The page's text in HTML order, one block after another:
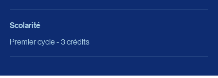
Scolarité
Premier cycle - 3 crédits